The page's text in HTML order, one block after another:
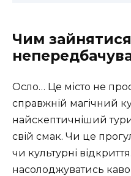
Чим
Осло… Це місто не
справжній магічний
найскептичніший
свій смак. Чи це
чи культурні
насолоджуватись